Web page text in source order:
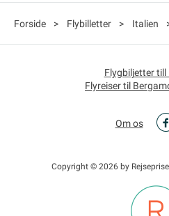
Forside > Flybilletter > Italien
Flygbiljetter till
Flyreiser til
Om os
Copyright © 2026 by